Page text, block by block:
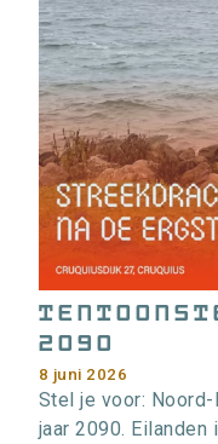
r
m
a
t
i
e
>
2090
8 juni 2026
Stel je voor:
jaar 2090. Eilanden